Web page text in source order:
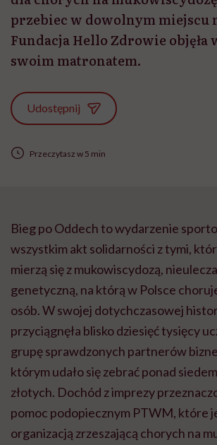
przebiec w dowolnym miejscu
Fundacja Hello Zdrowie objęła
swoim matronatem.
Udostępnij
Przeczytasz w 5 min
Bieg po Oddech to wydarzenie
wszystkim akt solidarności z tymi,
mierzą się z mukowiscydozą,
genetyczną, na którą w Polsce
osób. W swojej dotychczasowej
przyciągnęła blisko dziesięć tysięcy
grupę sprawdzonych partnerów
którym udało się zebrać ponad
złotych. Dochód z imprezy
pomoc podopiecznym PTWM, które
organizacją zrzeszającą chorych na